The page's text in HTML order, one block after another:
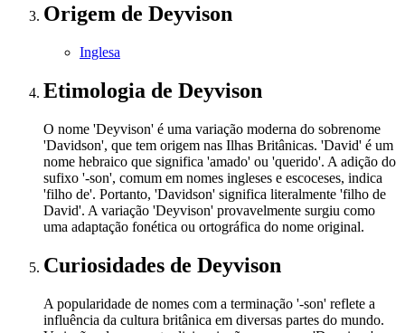
Origem de Deyvison
Inglesa
Etimologia de Deyvison
O nome 'Deyvison' é uma variação moderna do sobrenome
'Davidson', que tem origem nas Ilhas Britânicas. 'David' é um
nome hebraico que significa 'amado' ou 'querido'. A adição do
sufixo '-son', comum em nomes ingleses e escoceses, indica
'filho de'. Portanto, 'Davidson' significa literalmente 'filho de
David'. A variação 'Deyvison' provavelmente surgiu como
uma adaptação fonética ou ortográfica do nome original.
Curiosidades de Deyvison
A popularidade de nomes com a terminação '-son' reflete a
influência da cultura britânica em diversas partes do mundo.